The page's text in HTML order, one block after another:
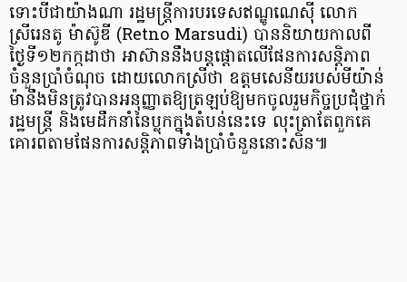
ទោះបីជាយ៉ាងណា រដ្ឋមន្ត្រីការបរទេសឥណ្ឌូណេស៊ី លោក
ស្រីរេនតូ ម៉ាស៊ូឌី (Retno Marsudi) បាននិយាយកាលពី
ថ្ងៃទី១២កក្កដាថា អាស៊ាននឹងបន្តផ្តោតលើផែនការសន្តិភាព
ចំនួនប្រាំចំណុច ដោយលោកស្រីថា ឧត្តមសេនីយរបស់មីយ៉ាន់
ម៉ានឹងមិនត្រូវបានអនុញ្ញាតឱ្យត្រឡប់ឱ្យមកចូលរួមកិច្ចប្រជុំថ្នាក់
រដ្ឋមន្ត្រី និងមេដឹកនាំនៃប្លុកក្នុងតំបន់នេះទេ លុះត្រាតែពួកគេ
គោរពតាមផែនការសន្តិភាពទាំងប្រាំចំនួននោះសិន៕